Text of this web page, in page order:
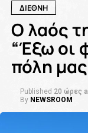
ΔΙΕΘΝΗ
Ο λαός
“Έξω οι
πόλη
Published 20 ώρες
By NEWSROOM